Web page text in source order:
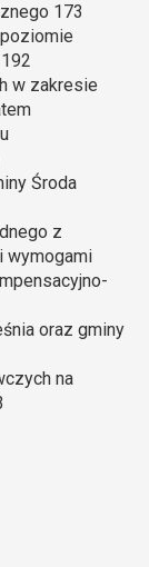
173
w zakresie
Środa
z
wymogami
oraz gminy
na